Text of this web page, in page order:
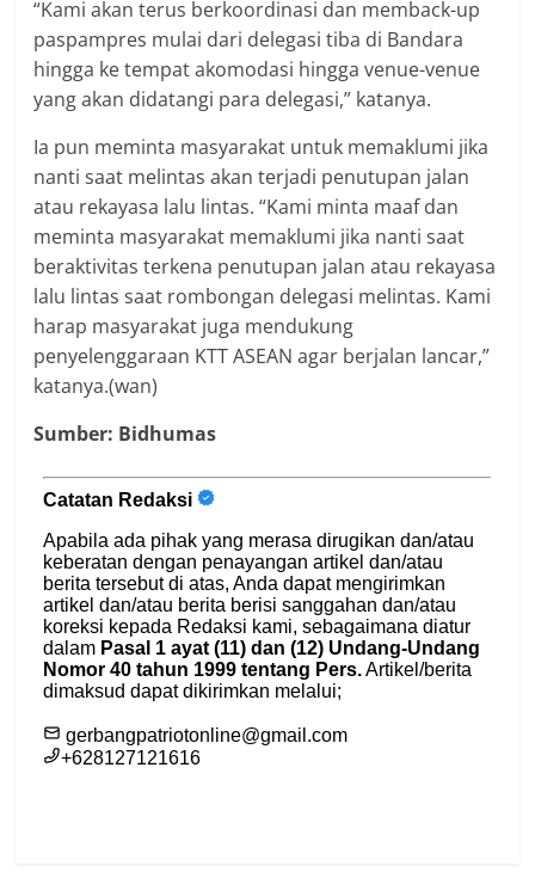
“Kami akan terus berkoordinasi dan memback-up
paspampres mulai dari delegasi tiba di Bandara
hingga ke tempat akomodasi hingga venue-venue
yang akan didatangi para delegasi,” katanya.
Ia pun meminta masyarakat untuk memaklumi jika
nanti saat melintas akan terjadi penutupan jalan
atau rekayasa lalu lintas. “Kami minta maaf dan
meminta masyarakat memaklumi jika nanti saat
beraktivitas terkena penutupan jalan atau rekayasa
lalu lintas saat rombongan delegasi melintas. Kami
harap masyarakat juga mendukung
penyelenggaraan KTT ASEAN agar berjalan lancar,”
katanya.(wan)
Sumber: Bidhumas